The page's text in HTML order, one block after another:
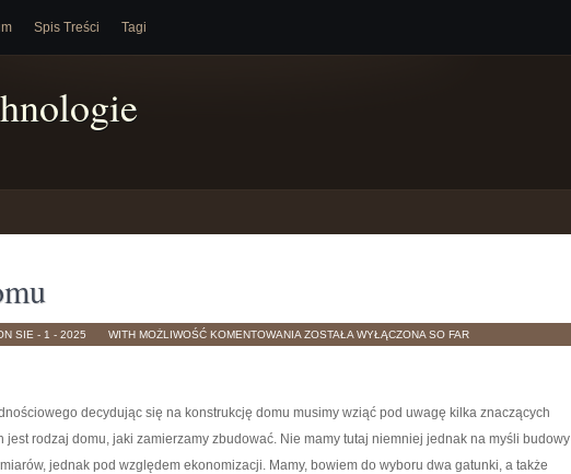
Spis Treści Tagi
SIE - 1 - 2025 WITH MOŻLIWOŚĆ KOMENTOWANIA BUDOWA
DOMU
ZOSTAŁA WYŁĄCZONA SO FAR
decydując się na konstrukcję domu musimy wziąć pod uwagę kilka znaczących
jest rodzaj domu, jaki zamierzamy zbudować. Nie mamy tutaj niemniej jednak na myśli budowy
jednak pod względem ekonomizacji. Mamy, bowiem do wyboru dwa gatunki, a także